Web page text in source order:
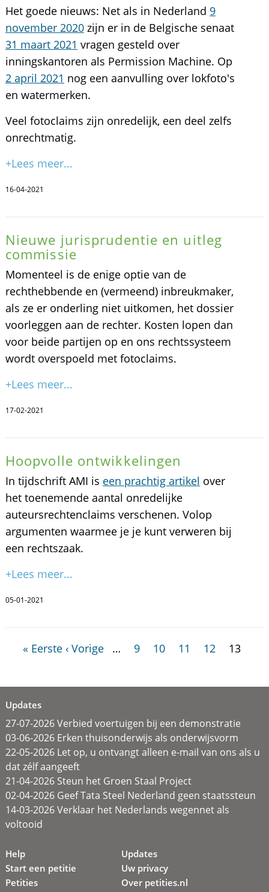
Het goede nieuws: Net als in Nederland 9
november 2020zijn er in de Belgische senaat
31 maart 2021 vragen gesteld over
inningskantoren als Permission Machine. Op
2 april 2021 nog een aanvulling over lokfoto's
en watermerken.
Veel fotoclaims zijn onredelijk, een deel zelfs
onrechtmatig.
+Lees meer...
16-04-2021
Nieuwe jurisprudentie en uitleg
commissie
Momenteel is de enige optie van de
rechthebbende en (vermeend) inbreukmaker,
als ze er onderling niet uitkomen, het dossier
voorleggen aan de rechter. Kosten lopen dan
voor beide partijen op en ons rechtssysteem
wordt overspoeld met fotoclaims.
+Lees meer...
17-02-2021
Hoopvolle ontwikkelingen
In tijdschrift AMI is een prachtig artikel over
het toenemende aantal onredelijke
auteursrechtenclaims verschenen. Volop
argumenten waarmee je je kunt verweren bij
een rechtszaak.
+Lees meer...
05-01-2021
« Eerste ‹ Vorige … 9 10 11 12 13
Updates
27-07-2026 Verbied voertuigen bij een demonstratie
03-06-2026 Erken thuisonderwijs als onderwijsvorm
22-05-2026 Let op, u ontvangt alleen e-mail van ons als u
dat zélf aangeeft
21-04-2026 Steun het Groen Staal Project
02-04-2026 Geef Tata Steel Nederland geen staatssteun
14-03-2026 Verklaar het Nederlands wegennet als
voltooid
Help
Start een petitie
Petities
Updates
Uw privacy
Over petities.nl